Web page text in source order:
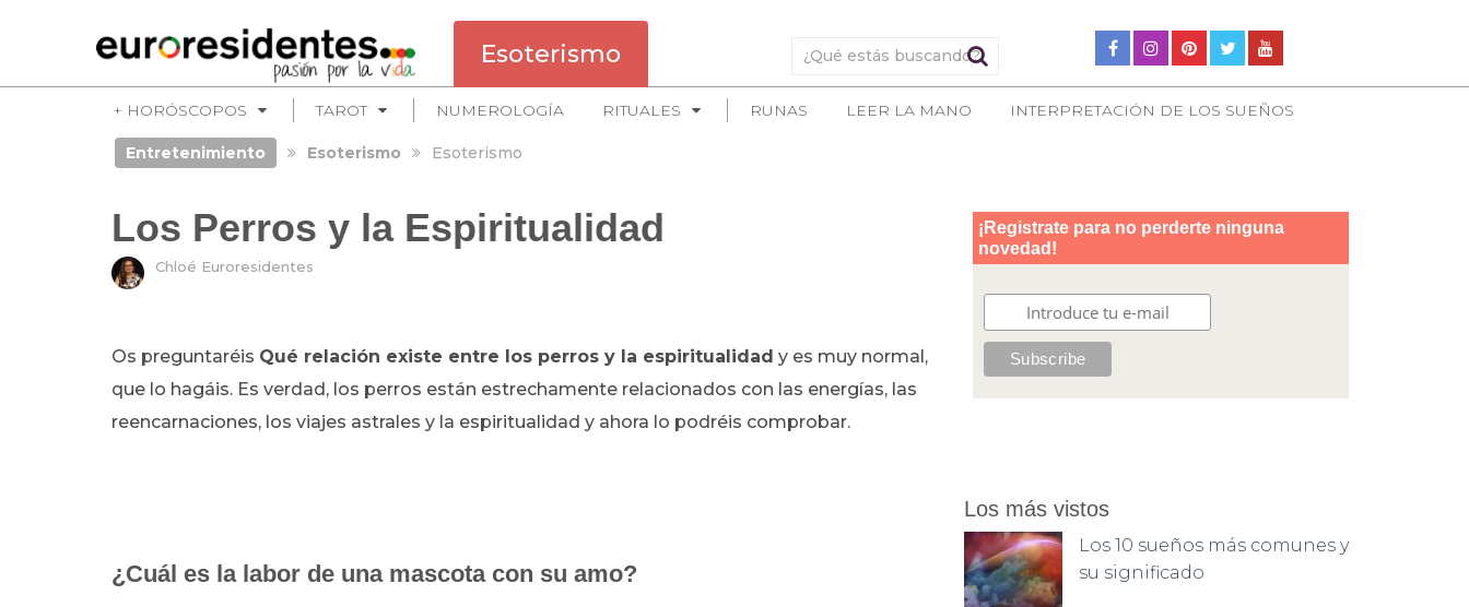
Esoterismo
+ HORÓSCOPOS TAROT NUMEROLOGÍA RITUALES RUNAS LEER LA MANO INTERPRETACIÓN DE LOS SUEÑOS
Entretenimiento Esoterismo Esoterismo
Los Perros y la Espiritualidad
Chloé Euroresidentes
Os preguntaréis Qué relación existe entre los perros y la espiritualidad y es muy normal,
que lo hagáis. Es verdad, los perros están estrechamente relacionados con las energías, las
reencarnaciones, los viajes astrales y la espiritualidad y ahora lo podréis comprobar.
¿Cuál es la labor de una mascota con su amo?
Los más vistos
Los 10 sueños más comunes y
su significado